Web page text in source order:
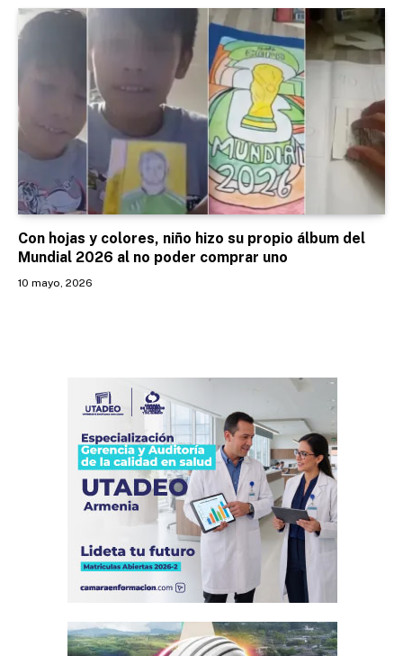
Con hojas y colores, niño hizo su propio álbum del
Mundial 2026 al no poder comprar uno
10 mayo, 2026